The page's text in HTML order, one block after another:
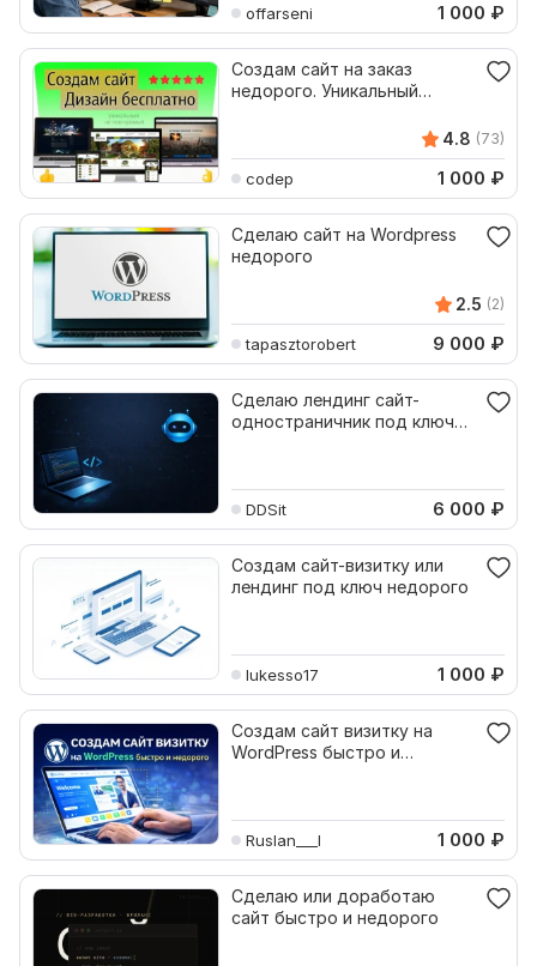
offarseni 1 000 ₽
Создам сайт на заказ
недорого. Уникальный
4.8 (73)
codep 1 000 ₽
Сделаю сайт на Wordpress
недорого
2.5 (2)
tapasztorobert 9 000 ₽
Сделаю лендинг сайт-
одностраничник под ключ
DDSit 6 000 ₽
Создам сайт-визитку или
лендинг под ключ недорого
lukesso17 1 000 ₽
Создам сайт визитку на
WordPress быстро и
Ruslan___I 1 000 ₽
Сделаю или доработаю
сайт быстро и недорого